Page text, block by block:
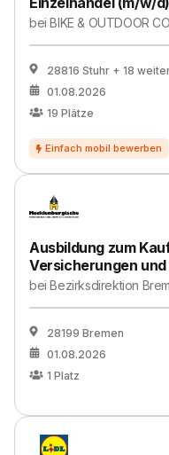
beiBIKE & OUTDOOR
28816 Stuhr + 18
01.08.2026
19 Plätze
Ausbildung zum
Versicherungen
beiBezirksdirektion
28199 Bremen
01.08.2026
1 Platz